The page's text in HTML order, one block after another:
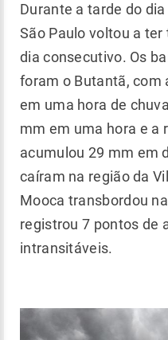
Durante a tarde do
São Paulo voltou a
dia consecutivo. Os
foram o Butantã, com
em uma hora de
mm em uma hora e a
acumulou 29 mm em
caíram na região da
Mooca transbordou
registrou 7 pontos de
intransitáveis.